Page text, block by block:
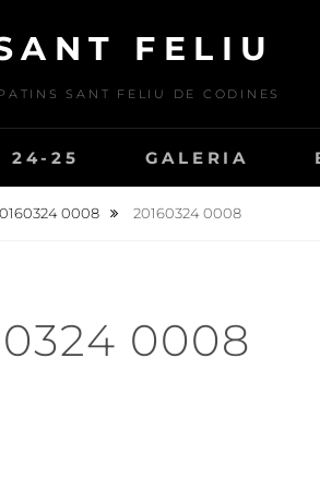
FELIU
SANT FELIU DE CODINES
24-25 GALERIA
0008 20160324 0008
0008